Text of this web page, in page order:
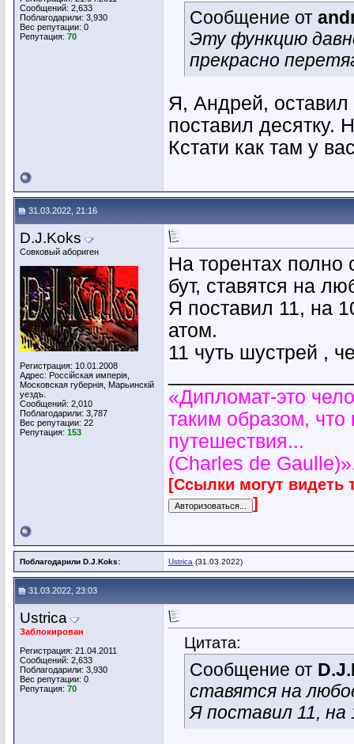
Сообщений: 2,633
Поблагодарили: 3,930
Вес репутации: 0
Репутация: 70
Сообщение от
Эту функцию
прекрасно
Я, Андрей,
поставил десятку.
Кстати как там у
31.03.2022, 21:16
D.J.Koks
Совковый абориген
Регистрация: 10.01.2008
Адрес: Россiйская имперiя,
Московская губернiя, Марьинскiй
уездъ.
Сообщений: 2,010
Поблагодарили: 3,787
Вес репутации: 22
Репутация: 153
На торентах
бут, ставятся на
Я поставил 11, на
атом.
11 чуть шустрей ,
«Дипломат-это
таким образом,
путешествия...
(Charles de
[Ссылки могут видеть
]
Поблагодарили D.J.Koks: Ustrica (31.03.2022)
31.03.2022, 23:03
Ustrica
Заблокирован
Регистрация: 21.04.2011
Сообщений: 2,633
Поблагодарили: 3,930
Вес репутации: 0
Репутация: 70
Цитата:
Сообщение от
ставятся на
Я поставил 11, на